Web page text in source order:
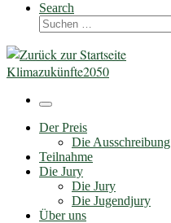
Search
Suche
Klimazukünfte2050
Menü
Der Preis
Die Ausschreibung
Teilnahme
Die Jury
Die Jury
Die Jugendjury
Über uns